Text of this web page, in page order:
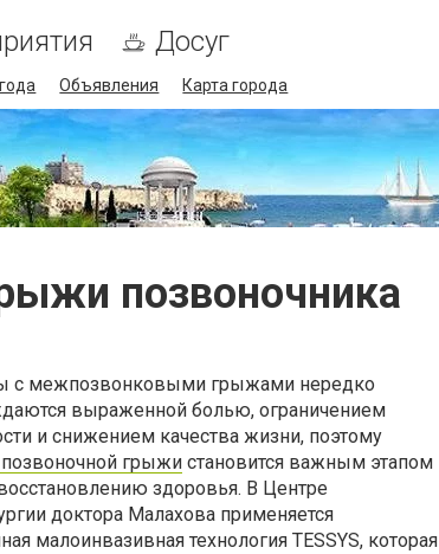
Досуг
Объявления Карта города
позвоночника
с межпозвонковыми грыжами нередко
выраженной болью, ограничением
и снижением качества жизни, поэтому
грыжи становится важным этапом
здоровья. В Центре
доктора Малахова применяется
малоинвазивная технология TESSYS, которая